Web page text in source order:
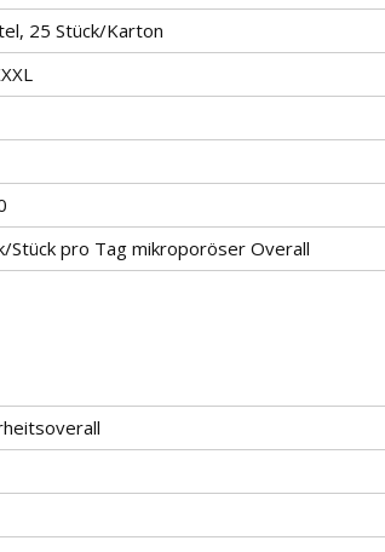
25 Stück/Karton
Stück pro Tag mikroporöser Overall